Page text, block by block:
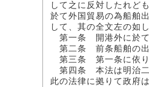
して之に反対したれど
於て外国貿易の為船舶
して、其の全文左の如し
第一条 開港外に於て
第二条 前条船舶の出
第三条 第一条に依り
第四条 本法は明治二
此の法律に拠りて政府